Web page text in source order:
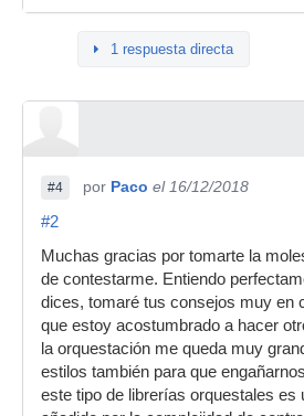
1 respuesta directa
#4 por Paco el 16/12/2018
#2
Muchas gracias por tomarte la
de contestarme. Entiendo
dices, tomaré tus consejos muy en
que estoy acostumbrado a hacer
la orquestación me queda muy
estilos también para que
este tipo de librerías orquestales es